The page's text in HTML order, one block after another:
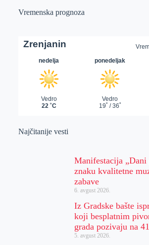
Vremenska prognoza
Najčitanije vesti
Manifestacija
znaku kvalitetne
zabave
6. avgust 2026.
Iz Gradske bašte
koji besplatnim
grada pozivaju na
5. avgust 2026.